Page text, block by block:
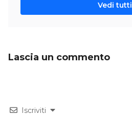
Vedi tutti
Lascia un commento
Iscriviti